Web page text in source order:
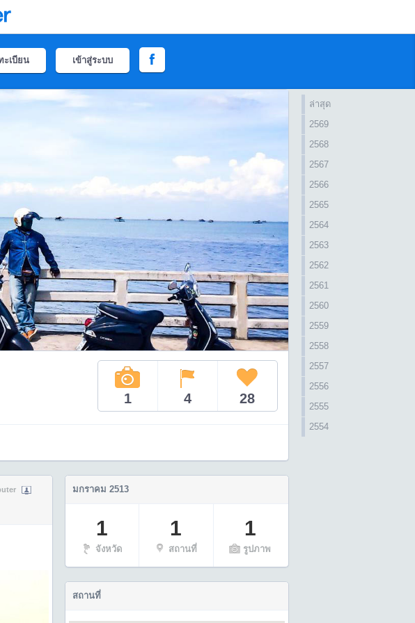
ะเบียน เข้าสู่ระบบ
ล่าสุด
2569
2568
2567
2566
2565
2564
2563
2562
2561
2560
2559
2558
2557
2556
2555
2554
1 4 28
มกราคม 2513
1
จังหวัด
1
สถานที่
1
รูปภาพ
สถานที่